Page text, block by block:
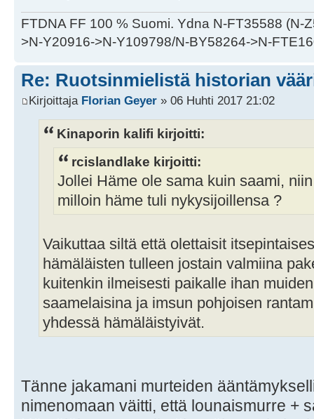
FTDNA FF 100 % Suomi. Ydna N-FT35588 (N-
>N-Y20916->N-Y109798/N-BY58264->N-
Re: Ruotsinmielistä historian
Kirjoittaja Florian Geyer » 06 Huhti 2017 21:02
Kinaporin kalifi kirjoitti:
rcislandlake kirjoitti:
Jollei Häme ole sama kuin saami,
milloin häme tuli nykysijoillensa ?
Vaikuttaa siltä että olettaisit
hämäläisten tulleen jostain valmiina
kuitenkin ilmeisesti paikalle ihan
saamelaisina ja imsun pohjoisen
yhdessä hämäläistyivät.
Tänne jakamani murteiden
nimenomaan väitti, että lounaismurre +